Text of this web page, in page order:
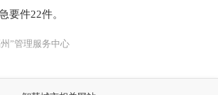
要件22件。
”管理服务中心